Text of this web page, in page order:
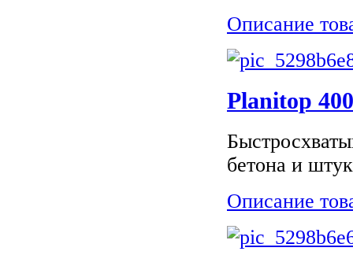
Описание
Planitop
бетона и
Описание